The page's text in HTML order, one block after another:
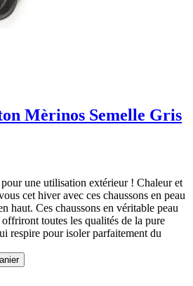
Mèrinos Semelle Gris
une utilisation extérieur ! Chaleur et
cet hiver avec ces chaussons en peau
haut. Ces chaussons en véritable peau
toutes les qualités de la pure
respire pour isoler parfaitement du